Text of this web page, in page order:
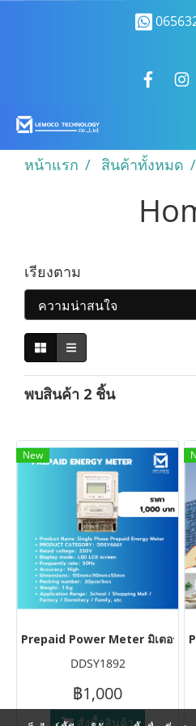
หน้าแรก สินค้าทั้งหมด
เรียงตาม
พบสินค้า 2 ชิ้น
New
Prepaid Power Meter มิเตอร์ไฟ
DDSY1892
฿1,000
สั่งซื้อสินค้า